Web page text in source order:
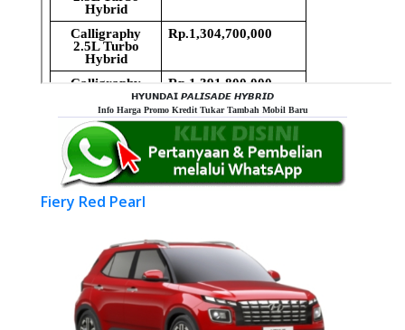
𝗛𝗬𝗨𝗡𝗗𝗔𝗜 𝙋𝘼𝙇𝙄𝙎𝘼𝘿𝙀 𝙃𝙔𝘽𝙍𝙄𝘿
Info Harga Promo Kredit Tukar Tambah Mobil Baru
Fiery Red Pearl
Previous